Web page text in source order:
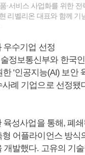
·서비스 사업화를 위한
리벨리온 대표와 함께 기
수기업 선정
정보통신부와 한국
'인공지능(AI) 보안
례 기업으로 선정됐
육성사업을 통해, 폐
어플라이언스 방식
개발했다. 고유의 기